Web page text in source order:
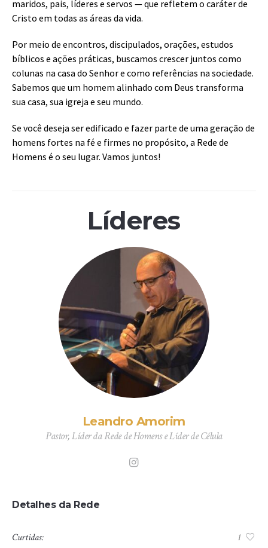
maridos, pais, líderes e servos — que refletem o caráter de
Cristo em todas as áreas da vida.
Por meio de encontros, discipulados, orações, estudos
bíblicos e ações práticas, buscamos crescer juntos como
colunas na casa do Senhor e como referências na sociedade.
Sabemos que um homem alinhado com Deus transforma
sua casa, sua igreja e seu mundo.
Se você deseja ser edificado e fazer parte de uma geração de
homens fortes na fé e firmes no propósito, a Rede de
Homens é o seu lugar. Vamos juntos!
Líderes
Leandro Amorim
Pastor, Líder da Rede de Homens e Líder de Célula
Detalhes da Rede
Curtidas:
1